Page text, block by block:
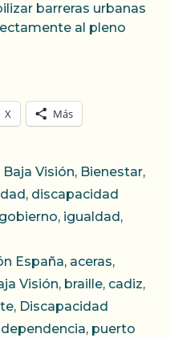
barreras urbanas
al pleno
X Más
Baja Visión, Bienestar,
, discapacidad
gobierno, igualdad ,
España, aceras,
Visión, braille, cadiz,
, Discapacidad
, puerto